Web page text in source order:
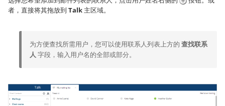
者，直接将其拖放到 Talk 主区域。
为方便查找所需用户，您可以使用联系人列表上方的 查找联系
人 字段，输入用户名的全部或部分。